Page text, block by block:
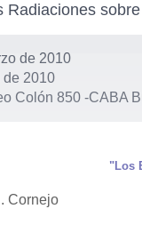
Radiaciones
de 2010
de 2010
Colón 850 -CABA
"Los
Cornejo